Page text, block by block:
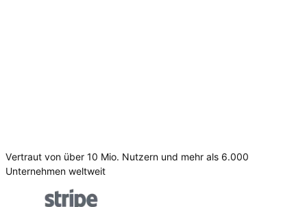
Vertraut von über 10 Mio. Nutzern und mehr als 6.000
Unternehmen weltweit